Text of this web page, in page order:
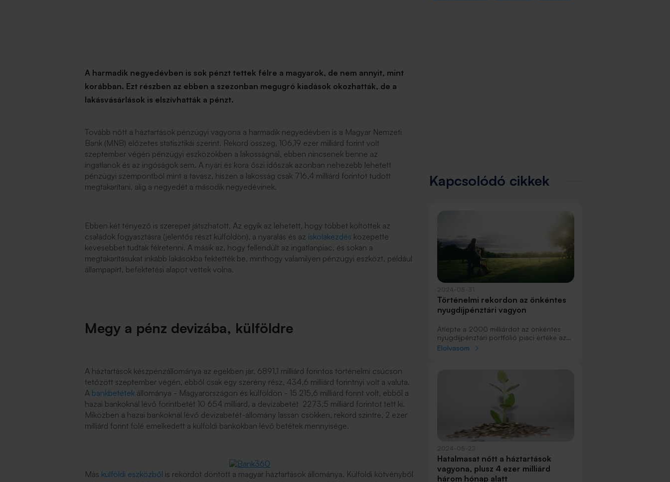
A harmadik negyedévben is sok pénzt tettek félre a magyarok, de nem annyit, mint
korábban. Ezt részben az ebben a szezonban megugró kiadások okozhatták, de a
lakásvásárlások is elszívhatták a pénzt.
Tovább nőtt a háztartások pénzügyi vagyona a harmadik negyedévben is a Magyar Nemzeti
Bank (MNB) előzetes statisztikái szerint. Rekord összeg, 106,19 ezer milliárd forint volt
szeptember végén pénzügyi eszközökben a lakosságnál, ebben nincsenek benne az
ingatlanok és az ingóságok sem. A nyári és kora őszi időszak azonban nehezebb lehetett
pénzügyi szempontból mint a tavasz, hiszen a lakosság csak 716,4 milliárd forintot tudott
megtakarítani, alig a negyedét a második negyedévinek.
Ebben két tényező is szerepet játszhatott. Az egyik az lehetett, hogy többet költöttek az
családok fogyasztásra (jelentős részt külföldön), a nyaralás és az iskolakezdés közepette
kevesebbet tudtak félretenni. A másik az, hogy fellendült az ingatlanpiac, és sokan a
megtakarításukat inkább lakásokba fektették be, minthogy valamilyen pénzügyi eszközt, például
állampapírt, befektetési alapot vettek volna.
Megy a pénz devizába, külföldre
A háztartások készpénzállománya az egekben jár, 6891,1 milliárd forintos történelmi csúcson
tetőzött szeptember végén, ebből csak egy szerény rész, 434,6 milliárd forintnyi volt a valuta.
A bankbetétek állománya - Magyarországon és külföldön - 15 215,6 milliárd forint volt, ebből a
hazai bankoknál lévő forintbetét 10 654 milliárd, a devizabetét 2273,5 milliárd forintot tett ki.
Miközben a hazai bankoknál lévő devizabetét-állomány lassan csökken, rekord szintre, 2 ezer
milliárd forint fölé emelkedett a külföldi bankokban lévő betétek mennyisége.
Más külföldi eszközből is rekordot döntött a magyar háztartások állománya. Külföldi kötvényből
Kapcsolódó cikkek
Történelmi rekordon az önkéntes
nyugdíjpénztári vagyon
Átlépte a 2000 milliárdot az önkéntes
nyugdíjpénztári portfólió piaci értéke az
első negyedév végén, amire korábban
belépők száma csappant meg az elmúlt
évekhez képest. A pénztárak bevételei
jelentősen nőttek, emellett a működési
eredmények is biztatóak.
Elolvasom
Hatalmasat nőtt a háztartások
vagyona, plusz 4 ezer milliárd
három hónap alatt